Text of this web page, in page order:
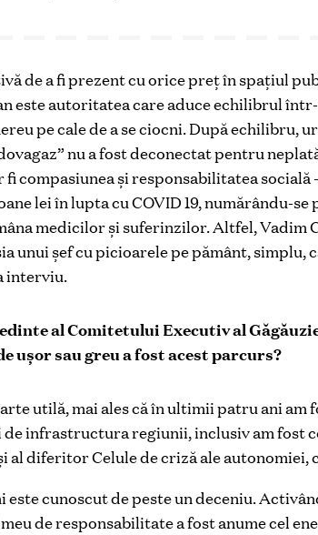
de a fi prezent cu orice preț în spațiul
este autoritatea care aduce echilibrul
pe cale de a se ciocni. După echilibru,
nu a fost deconectat pentru
fi compasiunea și responsabilitatea
lei în lupta cu COVID 19, numărându-
medicilor și suferinzilor. Altfel, Vadim
unui șef cu picioarele pe pământ, simplu,
interviu.
al Comitetului Executiv al
ușor sau greu a fost acest parcurs?
utilă, mai ales că în ultimii patru ani am
de infrastructura regiunii, inclusiv am fost
al diferitor Celule de criză ale autonomiei,
este cunoscut de peste un deceniu.
de responsabilitate a fost anume cel